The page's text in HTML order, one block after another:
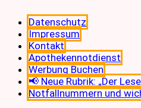
Datenschutz
Impressum
Kontakt
Apothekennotdienst
Werbung Buchen
📢 Neue Rubrik: „Der
Notfallnummern und